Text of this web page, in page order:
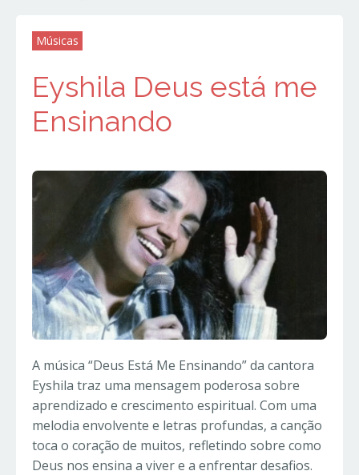
Músicas
Eyshila Deus está me
Ensinando
A música “Deus Está Me Ensinando” da cantora
Eyshila traz uma mensagem poderosa sobre
aprendizado e crescimento espiritual. Com uma
melodia envolvente e letras profundas, a canção
toca o coração de muitos, refletindo sobre como
Deus nos ensina a viver e a enfrentar desafios.